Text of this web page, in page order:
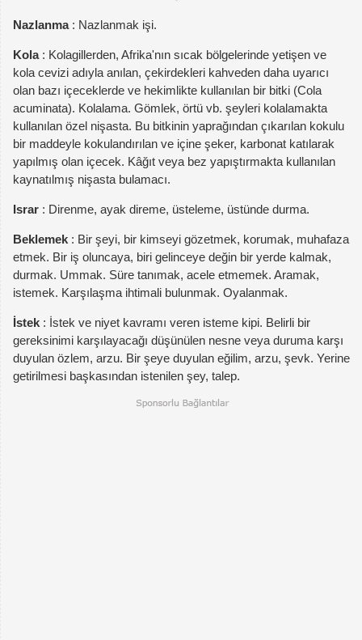
Nazlanma: Nazlanmak işi.
Kola: Kolagillerden, Afrika'nın sıcak bölgelerinde yetişen ve
kola cevizi adıyla anılan, çekirdekleri kahveden daha uyarıcı
olan bazı içeceklerde ve hekimlikte kullanılan bir bitki (Cola
acuminata). Kolalama. Gömlek, örtü vb. şeyleri kolalamakta
kullanılan özel nişasta. Bu bitkinin yaprağından çıkarılan kokulu
bir maddeyle kokulandırılan ve içine şeker, karbonat katılarak
yapılmış olan içecek. Kâğıt veya bez yapıştırmakta kullanılan
kaynatılmış nişasta bulamacı.
Israr : Direnme, ayak direme, üsteleme, üstünde durma.
Beklemek : Bir şeyi, bir kimseyi gözetmek, korumak, muhafaza
etmek. Bir iş oluncaya, biri gelinceye değin bir yerde kalmak,
durmak. Ummak. Süre tanımak, acele etmemek. Aramak,
istemek. Karşılaşma ihtimali bulunmak. Oyalanmak.
İstek : İstek ve niyet kavramı veren isteme kipi. Belirli bir
gereksinimi karşılayacağı düşünülen nesne veya duruma karşı
duyulan özlem, arzu. Bir şeye duyulan eğilim, arzu, şevk. Yerine
getirilmesi başkasından istenilen şey, talep.